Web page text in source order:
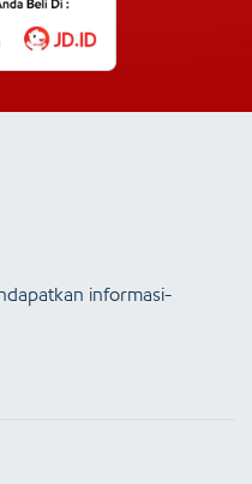
informasi-